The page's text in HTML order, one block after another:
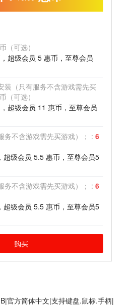
（可选）
超级会员5 惠币，至尊会员
装（只有服务不含游戏需先买
（可选）
超级会员 11 惠币，至尊会员
务不含游戏需先买游戏）； :6
超级会员5.5 惠币，至尊会员5
务不含游戏需先买游戏）； :6
超级会员5.5 惠币，至尊会员5
购买
官方简体中文|支持键盘.鼠标.手柄|